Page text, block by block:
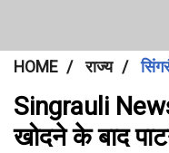
HOME राज्य
Singrauli
खोदने के बाद